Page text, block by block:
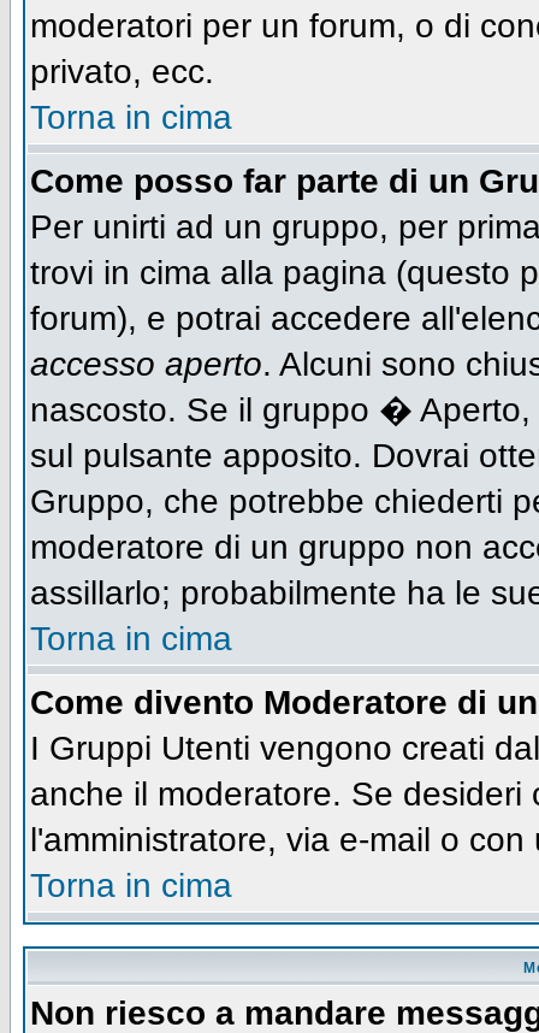
moderatori per un forum, o di
privato, ecc.
Torna in cima
Come posso far parte di un
Per unirti ad un gruppo, per
trovi in cima alla pagina (questo
forum), e potrai accedere
accesso aperto. Alcuni sono
nascosto. Se il gruppo �
sul pulsante apposito. Dovrai
Gruppo, che potrebbe chiederti
moderatore di un gruppo non
assillarlo; probabilmente ha le
Torna in cima
Come divento Moderatore di
I Gruppi Utenti vengono creati
anche il moderatore. Se
l'amministratore, via e-mail o
Torna in cima
Non riesco a mandare